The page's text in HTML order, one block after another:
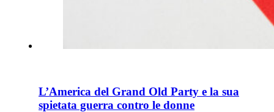
L’America del Grand Old Party e la sua
spietata guerra contro le donne